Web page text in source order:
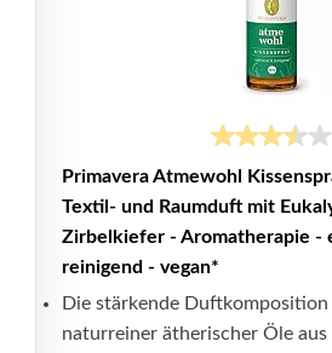
Primavera Atmewohl
Textil- und Raumduft mit
Zirbelkiefer - Aromatherapie -
reinigend - vegan*
Die stärkende Duftkomposition
naturreiner ätherischer Öle aus